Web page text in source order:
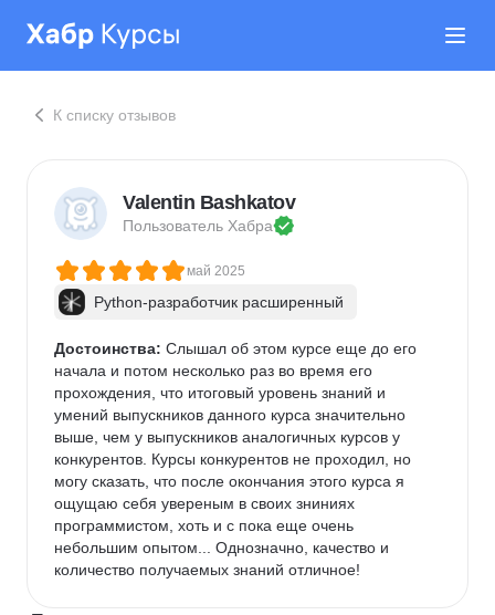
К списку отзывов
Valentin Bashkatov
Пользователь Хабра
май 2025
Python-разработчик расширенный
Достоинства: Слышал об этом курсе еще до его
начала и потом несколько раз во время его
прохождения, что итоговый уровень знаний и
умений выпускников данного курса значительно
выше, чем у выпускников аналогичных курсов у
конкурентов. Курсы конкурентов не проходил, но
могу сказать, что после окончания этого курса я
ощущаю себя увереным в своих зниниях
программистом, хоть и с пока еще очень
небольшим опытом... Однозначно, качество и
количество получаемых знаний отличное!